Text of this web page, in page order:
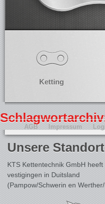
Ketting
Unsere
KTS Kettentechnik GmbH heeft
vestigingen in Duitsland
(Pampow/Schwerin en Werther/
AGB Impressum